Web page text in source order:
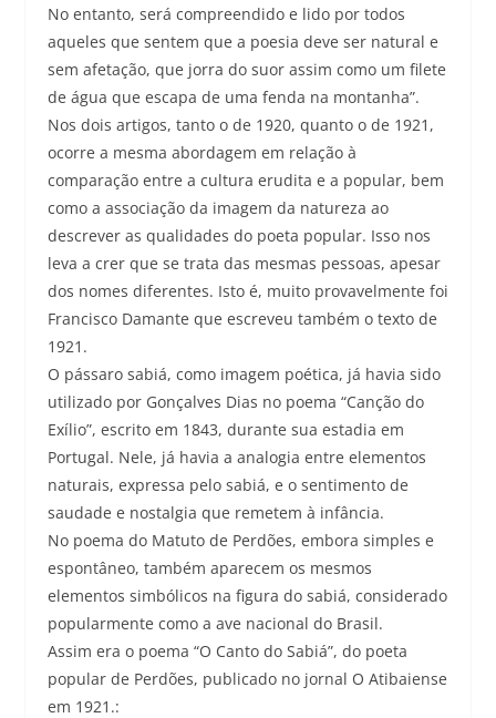
No entanto, será compreendido e lido por todos
aqueles que sentem que a poesia deve ser natural e
sem afetação, que jorra do suor assim como um filete
de água que escapa de uma fenda na montanha”.
Nos dois artigos, tanto o de 1920, quanto o de 1921,
ocorre a mesma abordagem em relação à
comparação entre a cultura erudita e a popular, bem
como a associação da imagem da natureza ao
descrever as qualidades do poeta popular. Isso nos
leva a crer que se trata das mesmas pessoas, apesar
dos nomes diferentes. Isto é, muito provavelmente foi
Francisco Damante que escreveu também o texto de
1921.
O pássaro sabiá, como imagem poética, já havia sido
utilizado por Gonçalves Dias no poema “Canção do
Exílio”, escrito em 1843, durante sua estadia em
Portugal. Nele, já havia a analogia entre elementos
naturais, expressa pelo sabiá, e o sentimento de
saudade e nostalgia que remetem à infância.
No poema do Matuto de Perdões, embora simples e
espontâneo, também aparecem os mesmos
elementos simbólicos na figura do sabiá, considerado
popularmente como a ave nacional do Brasil.
Assim era o poema “O Canto do Sabiá”, do poeta
popular de Perdões, publicado no jornal O Atibaiense
em 1921.: